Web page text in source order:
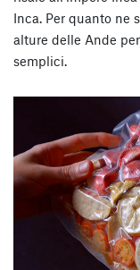
Inca. Per quanto ne
alture delle Ande
semplici.